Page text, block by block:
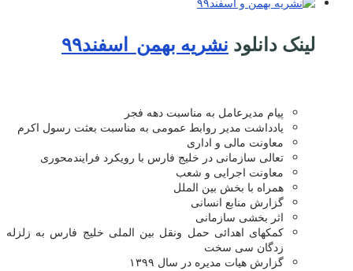
لینک دانلود نشریه بهمن_اسفند۹۹
پیام مدیرعامل به مناسبت دهه فجر
یادداشت مدیر روابط عمومی به مناسبت بعثت رسول اکرم
معاونت مالی و اداری
تعالی سازمانی در خلیج فارس با رویکرد فرایندمحوری
معاونت اجرایی و شعب
همراه با بخش بین الملل
گزارش منابع انسانی
اثر بخشی سازمانی
کمکهای اهدائی حمل ونقل بین الملی خلیج فارس به زلزله
زدگان سی سخت
گزارش هیات مدیره در سال ۱۳۹۹